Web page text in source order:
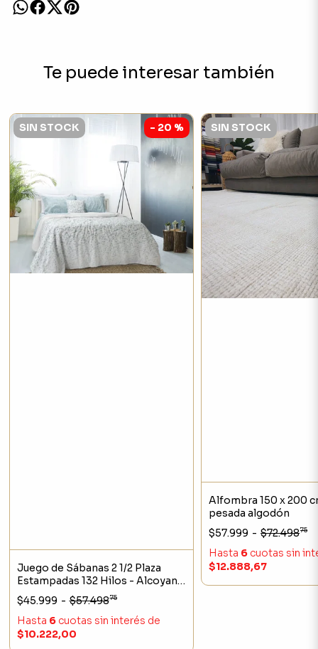
Te puede interesar también
SIN STOCK - 20 %
Juego de Sábanas 2 1/2 Plaza
Estampadas 132 Hilos - Alcoyana
Ritmo Clasica Reese Petroleo
$45.999 - $57.49875
Hasta 6cuotas sin interés de
$10.222,00
SIN STOCK
Alfombra 150 x 200
pesada algodón
$57.999 - $72.49875
Hasta 6 cuotas sin
$12.888,67